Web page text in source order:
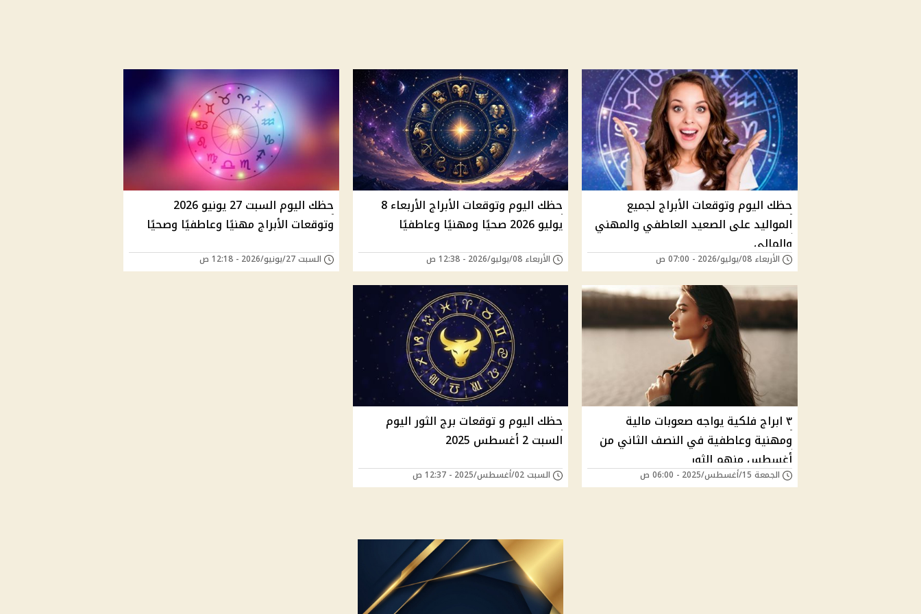
حظك اليوم وتوقعات الأبراج لجميع
المواليد على الصعيد العاطفي والمهني
والمالي
الأربعاء 08/يوليو/2026 - 07:00 ص
حظك اليوم وتوقعات الأبراج الأربعاء 8
يوليو 2026 صحيًا ومهنيًا وعاطفيًا
الأربعاء 08/يوليو/2026 - 12:38 ص
حظك اليوم السبت 27 يونيو 2026
وتوقعات الأبراج مهنيًا وعاطفيًا وصحيًا
السبت 27/يونيو/2026 - 12:18 ص
٣ ابراج فلكية يواجه صعوبات مالية
ومهنية وعاطفية في النصف الثاني من
أغسطس منهم الثور
الجمعة 15/أغسطس/2025 - 06:00 ص
حظك اليوم و توقعات برج الثور اليوم
السبت 2 أغسطس 2025
السبت 02/أغسطس/2025 - 12:37 ص